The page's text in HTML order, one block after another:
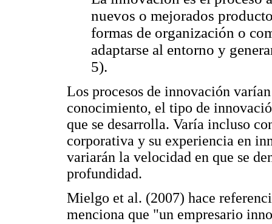
nuevos o mejorados
formas de organización o
adaptarse al entorno y
5).
Los procesos de innovación
conocimiento, el tipo de
que se desarrolla. Varía incluso
corporativa y su experiencia en
variarán la velocidad en que se
profundidad.
Mielgo et al. (2007) hace
menciona que "un empresario